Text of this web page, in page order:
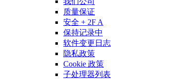
质量保证
安全 + 2F A
保持记录中
软件变更日志
隐私政策
Cookie 政策
子处理器列表